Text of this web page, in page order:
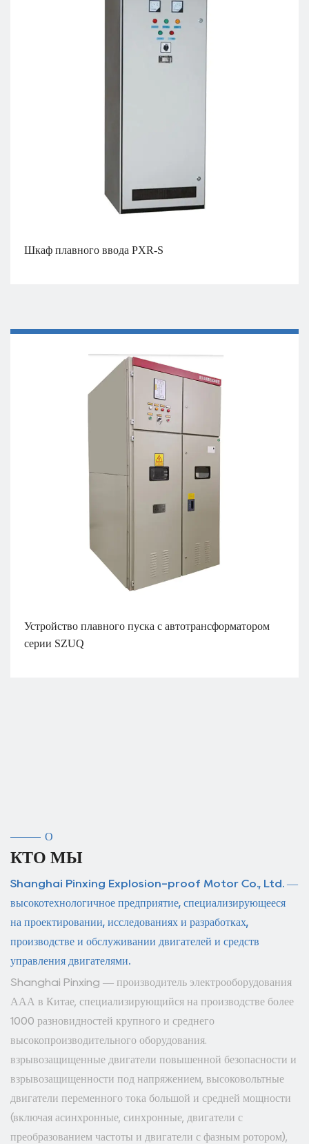
Шкаф плавного ввода PXR-S
Устройство плавного пуска с автотрансформатором
серии SZUQ
О
КТО МЫ
Shanghai Pinxing Explosion-proof Motor Co., Ltd. —
высокотехнологичное предприятие, специализирующееся
на проектировании, исследованиях и разработках,
производстве и обслуживании двигателей и средств
управления двигателями.
Shanghai Pinxing — производитель электрооборудования
ААА в Китае, специализирующийся на производстве более
1000 разновидностей крупного и среднего
высокопроизводительного оборудования.
взрывозащищенные двигатели повышенной безопасности и
взрывозащищенности под напряжением, высоковольтные
двигатели переменного тока большой и средней мощности
(включая асинхронные, синхронные, двигатели с
преобразованием частоты и двигатели с фазным ротором),